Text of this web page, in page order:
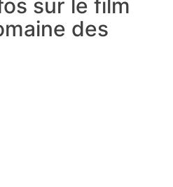
sur le film
des